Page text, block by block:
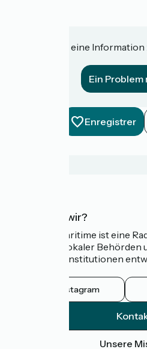
Haben Sie eine
Ein Problem
Enregistrer
Wer sind wir?
Die Vélomaritime ist eine
Netzwerk lokaler Behörden
Tourismusinstitutionen
Instagram
Unsere